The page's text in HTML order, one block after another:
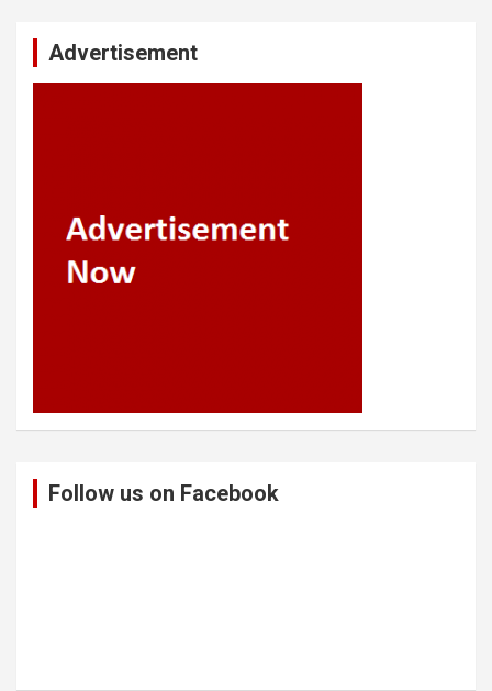
Advertisement
Follow us on Facebook